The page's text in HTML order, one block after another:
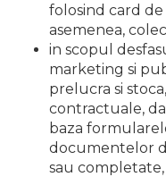
folosind card
asemenea,
in scopul
marketing si
prelucra si
contractuale,
baza
documentelor
sau